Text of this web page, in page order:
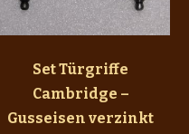
Set Türgriffe
Cambridge –
Gusseisen verzinkt